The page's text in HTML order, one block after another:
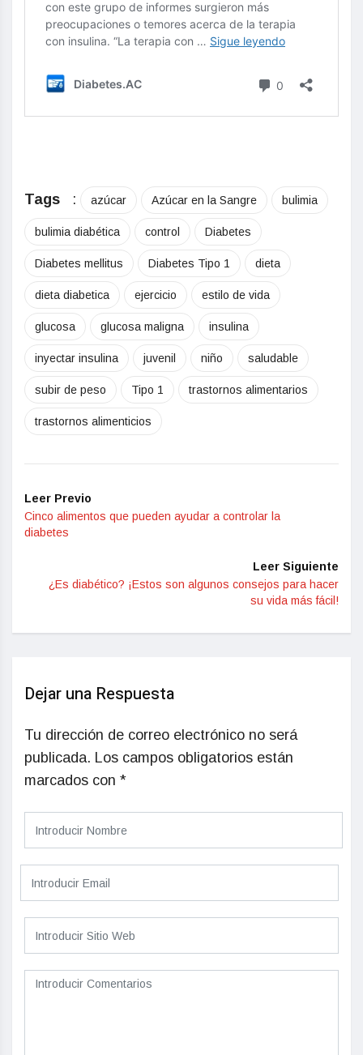
Tags : azúcar Azúcar en la Sangre bulimia
bulimia diabética control Diabetes
Diabetes mellitus Diabetes Tipo 1 dieta
dieta diabetica ejercicio estilo de vida
glucosa glucosa maligna insulina
inyectar insulina juvenil niño saludable
subir de peso Tipo 1 trastornos alimentarios
trastornos alimenticios
Leer Previo
Cinco alimentos que pueden ayudar a controlar la
diabetes
Leer Siguiente
¿Es diabético? ¡Estos son algunos consejos para hacer
su vida más fácil!
Dejar una Respuesta
Tu dirección de correo electrónico no será
publicada. Los campos obligatorios están
marcados con *